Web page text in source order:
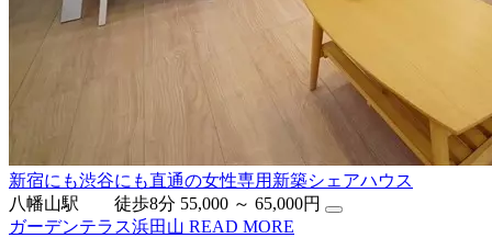
新宿にも渋谷にも直通の女性専用新築シェアハウス
八幡山駅 徒歩8分 55,000 ～ 65,000円
ガーデンテラス浜田山 READ MORE